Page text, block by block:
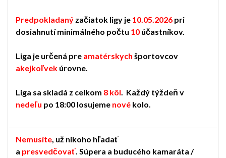
Predpokladaný začiatok ligy je 10.05.2026 pri
dosiahnutí minimálného počtu 10 účastníkov.
Liga je určená pre amatérskych športovcov
akejkoľvek úrovne.
Liga sa skladá z celkom 8 kôl. Každý týždeň v
nedeľu po 18:00 losujeme nové kolo.
Nemusíte, už nikoho hľadať
a presvedčovať. Súpera a buducého kamaráta /